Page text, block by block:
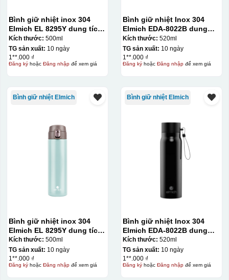
Bình giữ nhiệt inox 304
Elmich EL 8295Y dung tích
500ml
Kích thước: 500ml
TG sản xuất: 10 ngày
1**.000 ₫
Đăng kýhoặc Đăng nhậpđể xem giá
Bình giữ nhiệt Inox 304
Elmich EDA-8022B dung
tích 520ml
Kích thước: 520ml
TG sản xuất: 10 ngày
1**.000 ₫
Đăng kýhoặc Đăng nhậpđể xem giá
Bình giữ nhiệt Elmich
Bình giữ nhiệt inox 304
Elmich EL 8295Y dung tích
500ml
Kích thước: 500ml
TG sản xuất: 10 ngày
1**.000 ₫
Đăng kýhoặc Đăng nhậpđể xem giá
Bình giữ nhiệt Elmich
Bình giữ nhiệt Inox 304
Elmich EDA-8022B dung
tích 520ml
Kích thước: 520ml
TG sản xuất: 10 ngày
1**.000 ₫
Đăng kýhoặc Đăng nhậpđể xem giá